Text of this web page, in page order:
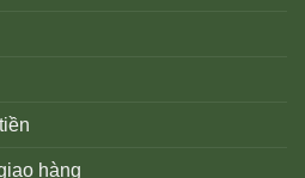
hàng